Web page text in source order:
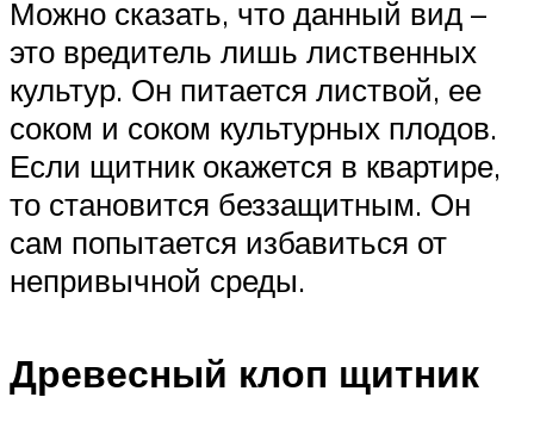
Можно сказать, что данный вид –
это вредитель лишь лиственных
культур. Он питается листвой, ее
соком и соком культурных плодов.
Если щитник окажется в квартире,
то становится беззащитным. Он
сам попытается избавиться от
непривычной среды.
Древесный клоп щитник